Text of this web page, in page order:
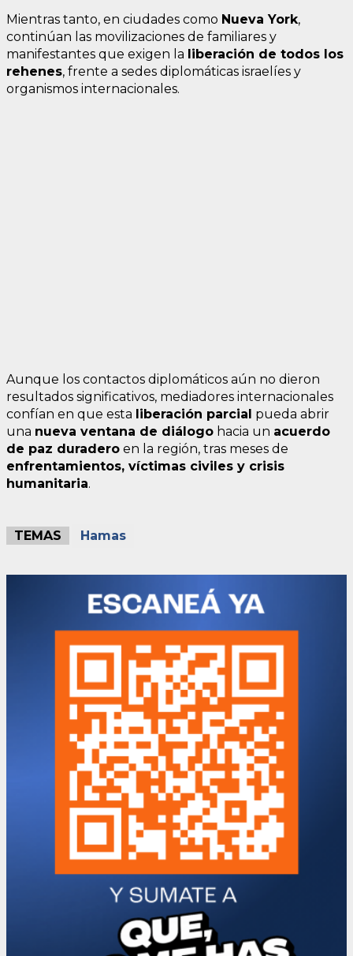
Mientras tanto, en ciudades como Nueva York,
continúan las movilizaciones de familiares y
manifestantes que exigen la liberación de todos los
rehenes, frente a sedes diplomáticas israelíes y
organismos internacionales.
Aunque los contactos diplomáticos aún no dieron
resultados significativos, mediadores internacionales
confían en que esta liberación parcial pueda abrir
una nueva ventana de diálogo hacia un acuerdo
de paz duradero en la región, tras meses de
enfrentamientos, víctimas civiles y crisis
humanitaria.
TEMAS Hamas